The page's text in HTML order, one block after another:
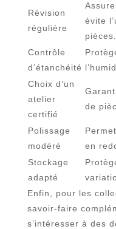
Révision
régulière
évite
pièces.
Contrôle
d’étanchéité
Choix d’un
atelier
certifié
de
Polissage
modéré
en
Stockage
adapté
Enfin, pour les
savoir-faire
s’intéresser à des